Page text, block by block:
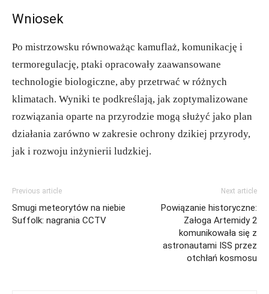
Wniosek
Po mistrzowsku równoważąc kamuflaż, komunikację i
termoregulację, ptaki opracowały zaawansowane
technologie biologiczne, aby przetrwać w różnych
klimatach. Wyniki te podkreślają, jak zoptymalizowane
rozwiązania oparte na przyrodzie mogą służyć jako plan
działania zarówno w zakresie ochrony dzikiej przyrody,
jak i rozwoju inżynierii ludzkiej.
Previous article
Smugi meteorytów na niebie
Suffolk: nagrania CCTV
Next article
Powiązanie historyczne:
Załoga Artemidy 2
komunikowała się z
astronautami ISS przez
otchłań kosmosu